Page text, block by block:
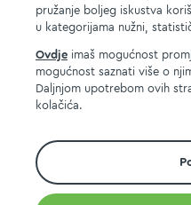
pružanje boljeg iskustva
u kategorijama nužni,
Ovdje imaš mogućnost
mogućnost saznati više o
Daljnjom upotrebom ovih
kolačića.
© 2026